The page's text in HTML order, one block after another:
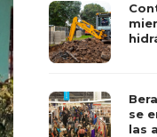
se
las